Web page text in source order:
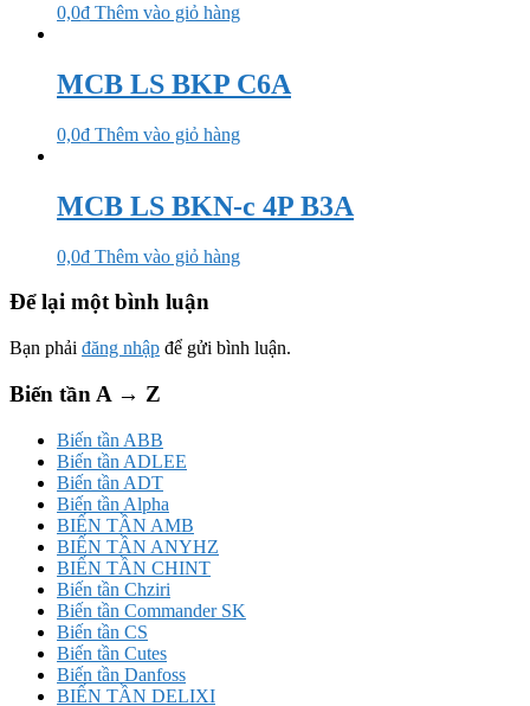
0,0₫ Thêm vào giỏ hàng
MCB LS BKP C6A
0,0₫ Thêm vào giỏ hàng
MCB LS BKN-c 4P B3A
0,0₫ Thêm vào giỏ hàng
Để lại một bình luận
Bạn phải đăng nhập để gửi bình luận.
Biến tần A → Z
Biến tần ABB
Biến tần ADLEE
Biến tần ADT
Biến tần Alpha
BIẾN TẦN AMB
BIẾN TẦN ANYHZ
BIẾN TẦN CHINT
Biến tần Chziri
Biến tần Commander SK
Biến tần CS
Biến tần Cutes
Biến tần Danfoss
BIẾN TẦN DELIXI